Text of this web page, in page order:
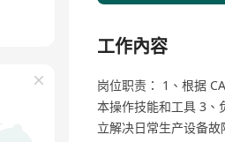
工作內容
岗位职责： 1、根据
本操作技能和工具 3、
立解决日常生产设备